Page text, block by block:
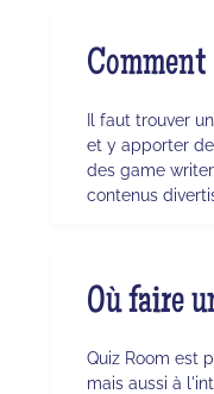
Il faut trouver
et y apporter
des game
contenus
Où faire
Quiz Room est
mais aussi à